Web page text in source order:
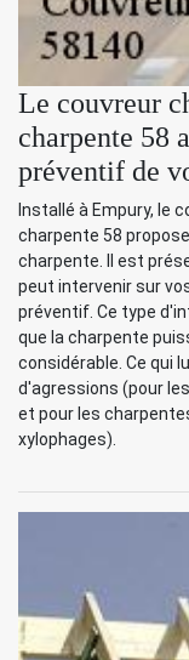
Le couvreur
charpente 58
préventif de
Installé à Empury, le
charpente 58
charpente. Il est
peut intervenir sur
préventif. Ce type
que la charpente
considérable. Ce qui
d'agressions (pour
et pour les
xylophages).